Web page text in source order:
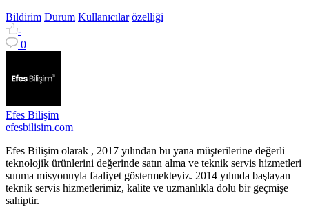
Bildirim Durum Kullanıcılar özelliği
-
0
Efes Bilişim
efesbilisim.com
Efes Bilişim olarak , 2017 yılından bu yana müşterilerine değerli
teknolojik ürünlerini değerinde satın alma ve teknik servis hizmetleri
sunma misyonuyla faaliyet göstermekteyiz. 2014 yılında başlayan
teknik servis hizmetlerimiz, kalite ve uzmanlıkla dolu bir geçmişe
sahiptir.